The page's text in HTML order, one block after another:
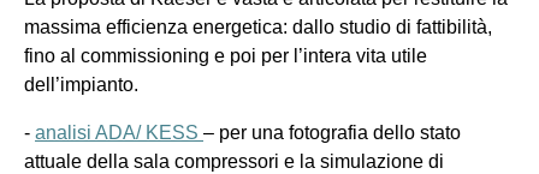
massima efficienza energetica: dallo studio di fattibilità,
fino al commissioning e poi per l’intera vita utile
dell’impianto.
- analisi ADA/ KESS – per una fotografia dello stato
attuale della sala compressori e la simulazione di